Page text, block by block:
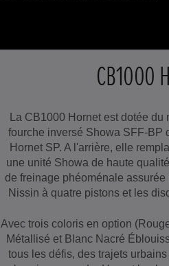
CB1000
La CB1000 Hornet est dotée
fourche inversé Showa SFF-BP
Hornet SP. A l'arrière, elle
une unité Showa de haute
de freinage phéoménale
Nissin à quatre pistons et les
Avec trois coloris en option
Métallisé et Blanc Nacré
tous les défis, des trajets